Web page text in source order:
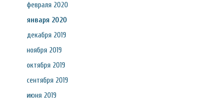
февраля 2020
января 2020
декабря 2019
ноября 2019
октября 2019
сентября 2019
июня 2019